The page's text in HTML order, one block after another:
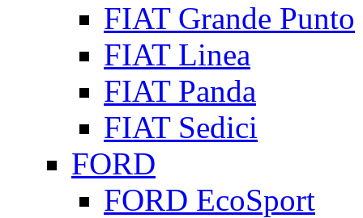
FIAT Grande Punto
FIAT Linea
FIAT Panda
FIAT Sedici
FORD
FORD EcoSport